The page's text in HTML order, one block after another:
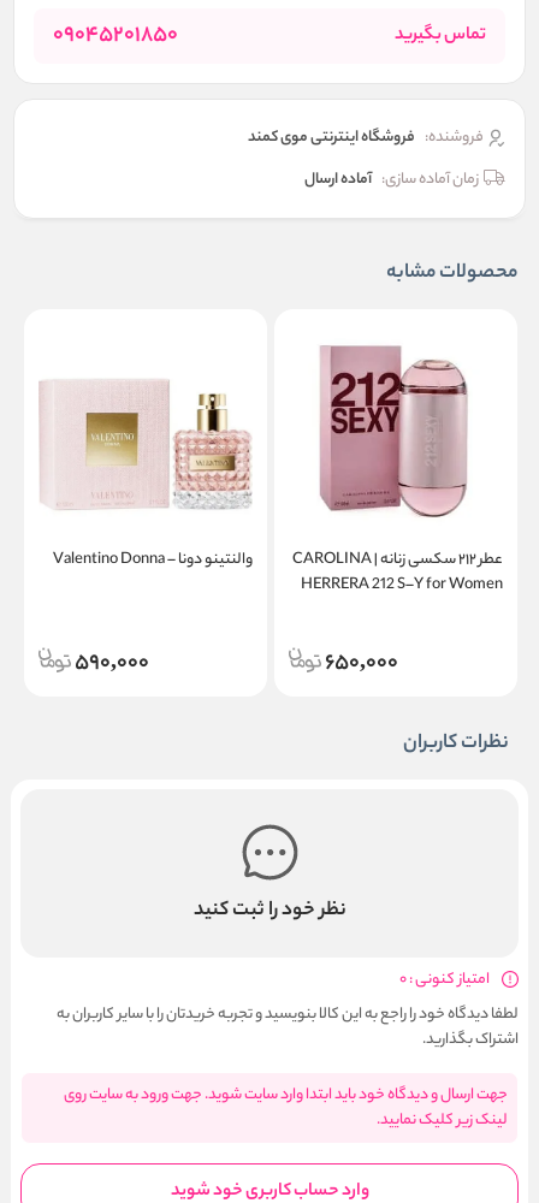
تماس بگیرید 09045201850
فروشنده: فروشگاه اینترنتی موی کمند
زمان آماده سازی: آماده ارسال
محصولات مشابه
عطر ۲۱۲ سکسی زنانه | CAROLINA
HERRERA 212 S–Y for Women
650,000
والنتینو دونا – Valentino Donna
590,000
نظرات کاربران
نظر خود را ثبت کنید
امتیاز کنونی : 0
لطفا دیدگاه خود را راجع به این کالا بنویسید و تجربه خریدتان را با سایر کاربران به
اشتراک بگذارید.
جهت ارسال و دیدگاه خود باید ابتدا وارد سایت شوید. جهت ورود به سایت روی
لینک زیر کلیک نمایید.
وارد حساب کاربری خود شوید